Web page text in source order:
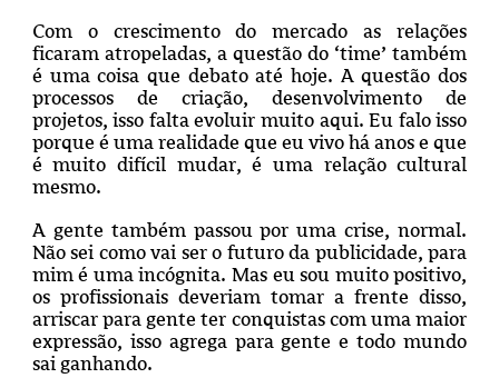
Com o crescimento do mercado as relações
ficaram atropeladas, a questão do ‘time’ também
é uma coisa que debato até hoje. A questão dos
processos de criação, desenvolvimento de
projetos, isso falta evoluir muito aqui. Eu falo isso
porque é uma realidade que eu vivo há anos e que
é muito difícil mudar, é uma relação cultural
mesmo.
A gente também passou por uma crise, normal.
Não sei como vai ser o futuro da publicidade, para
mim é uma incógnita. Mas eu sou muito positivo,
os profissionais deveriam tomar a frente disso,
arriscar para gente ter conquistas com uma maior
expressão, isso agrega para gente e todo mundo
sai ganhando.